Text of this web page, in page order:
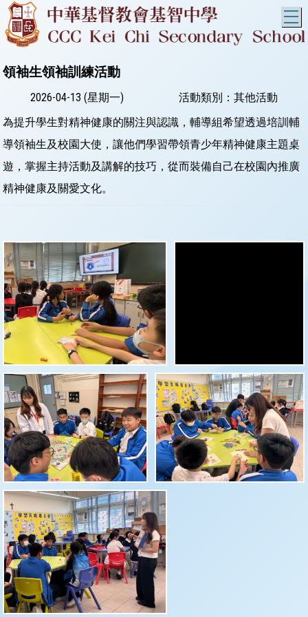
領袖生領袖訓練活動
2026-04-13 (星期一)
活動類別：其他活動
為提升學生對精神健康的關注與認識，輔導組希望透過培訓輔
導領袖生及校園大使，讓他們學習帶領青少年精神健康主題桌
遊，掌握主持活動及講解的技巧，從而裝備自己在校園內推廣
精神健康及關愛文化。